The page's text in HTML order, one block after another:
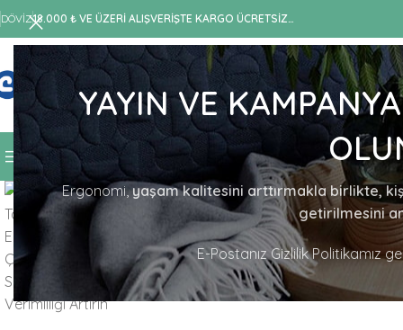
YAYIN VE
Ergonomi,yaşam kalitesini arttırmakla birlikte,
getirilmesini
E-Postanız Gizlilik Politikamız
DÖVIZ18.000 ₺ VE ÜZERİ ALIŞVERİŞTE KARGO ÜCRETSİZ…
KATEGORI SEÇIN
KATEGORILERE GÖZAT MAĞAZA TASARIMLAR
Büyütmek için tıklayın